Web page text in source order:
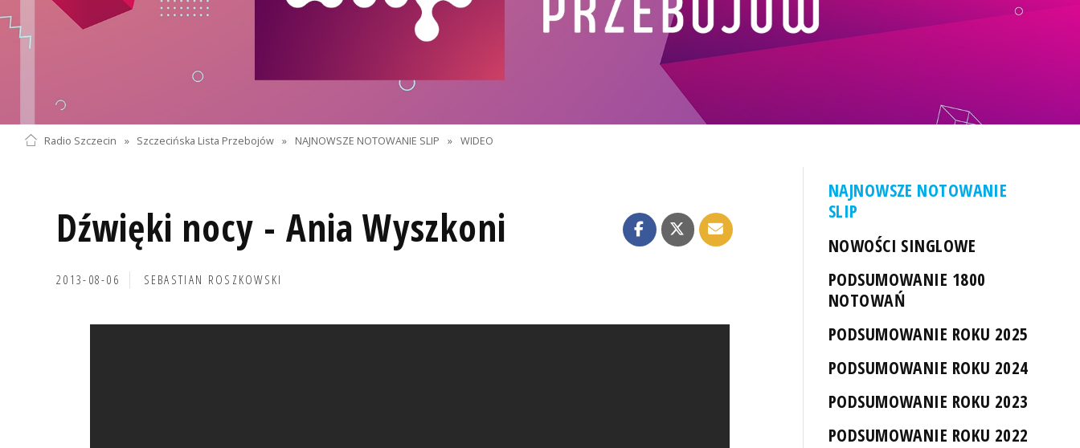
Radio Szczecin » Szczecińska Lista Przebojów » NAJNOWSZE NOTOWANIE SLIP » WIDEO
Dźwięki nocy - Ania Wyszkoni
2013-08-06 SEBASTIAN ROSZKOWSKI
NAJNOWSZE NOTOWANIE
SLIP
NOWOŚCI SINGLOWE
PODSUMOWANIE 1800
NOTOWAŃ
PODSUMOWANIE ROKU 2025
PODSUMOWANIE ROKU 2024
PODSUMOWANIE ROKU 2023
PODSUMOWANIE ROKU 2022